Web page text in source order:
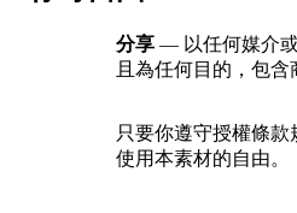
分享 — 以任何媒介
且為任何目的，包含
只要你遵守授權條
使用本素材的自由。